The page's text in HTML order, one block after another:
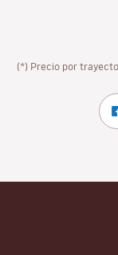
(*) Precio por